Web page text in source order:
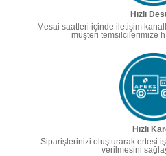
Hızlı
Mesai saatleri içinde iletişim
müşteri temsilcilerimize
Hızlı
Siparişlerinizi oluşturarak ertesi
verilmesini